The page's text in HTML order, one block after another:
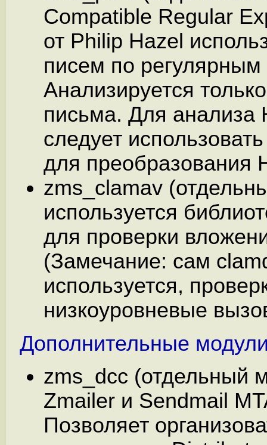
Compatible Regular
от Philip Hazel
писем по
Анализируется
письма. Для анализа
следует
для преобразования
zms_clamav
используется
для проверки
(Замечание: сам
используется,
низкоуровневые
Дополнительные
zms_dcc (отдельный
Zmailer и Sendmail
Позволяет